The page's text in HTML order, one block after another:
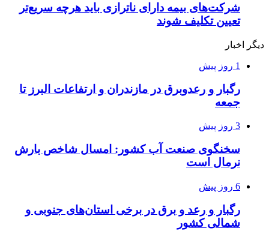
شرکت‌های بیمه دارای ناترازی باید هرچه سریع‌تر
تعیین تکلیف شوند
دیگر اخبار
1 روز پیش
رگبار و رعدوبرق در مازندران و ارتفاعات البرز تا
جمعه
3 روز پیش
سخنگوی صنعت آب کشور: امسال شاخص بارش
نرمال است
6 روز پیش
رگبار و رعد و برق در برخی استان‌های جنوبی و
شمالی کشور